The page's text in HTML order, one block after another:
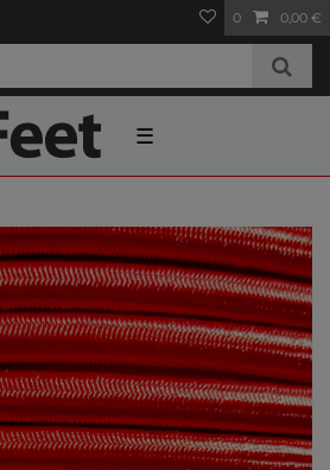
0 0,00 €
☰